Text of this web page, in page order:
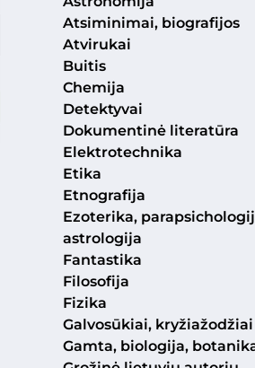
Atsiminimai, biografijos
Atvirukai
Buitis
Chemija
Detektyvai
Dokumentinė literatūra
Elektrotechnika
Etika
Etnografija
Ezoterika,
astrologija
Fantastika
Filosofija
Fizika
Galvosūkiai, kryžiažodžiai
Gamta, biologija,